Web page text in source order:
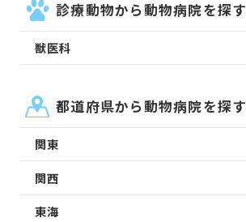
診療動物から動物病院を探す
獣医科
都道府県から動物病院を探す
関東
関西
東海